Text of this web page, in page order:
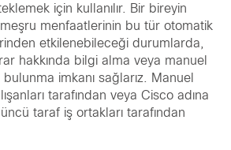
için kullanılır. Bir bireyin
meşru menfaatlerinin bu tür otomatik
etkilenebileceği durumlarda,
hakkında bilgi alma veya manuel
imkanı sağlarız. Manuel
tarafından veya Cisco adına
taraf iş ortakları tarafından